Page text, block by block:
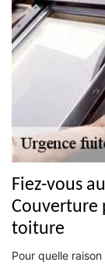
Fiez-vous
Couverture
toiture
Pour quelle